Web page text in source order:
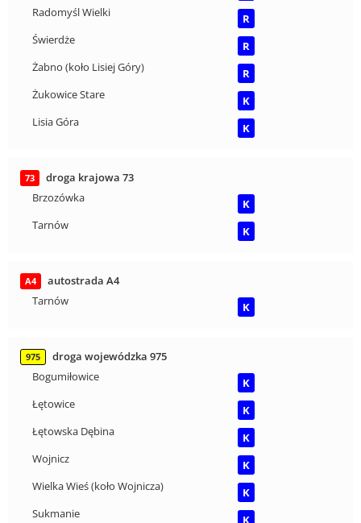
Radomyśl Wielki
R
Świerdże
R
Żabno (koło Lisiej Góry)
R
Żukowice Stare
K
Lisia Góra
K
73
droga krajowa 73
Brzozówka
K
Tarnów
K
A4
autostrada A4
Tarnów
K
975
droga wojewódzka 975
Bogumiłowice
K
Łętowice
K
Łętowska Dębina
K
Wojnicz
K
Wielka Wieś (koło Wojnicza)
K
Sukmanie
K